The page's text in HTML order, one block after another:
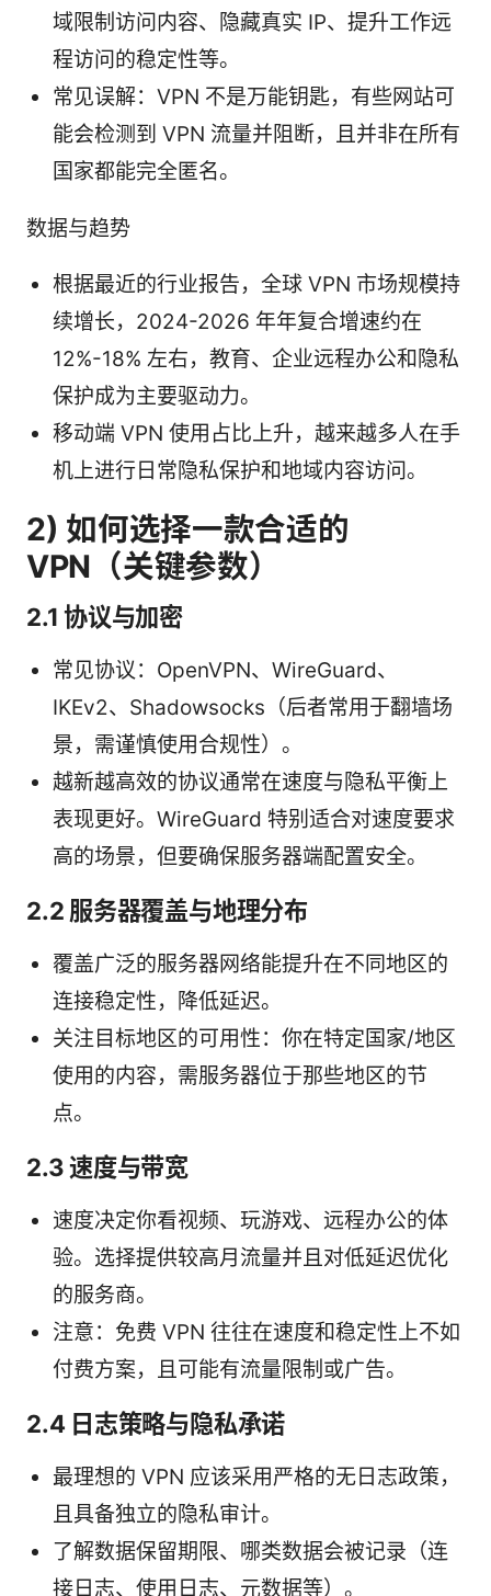
域限制访问内容、隐藏真实 IP、提升工作远
程访问的稳定性等。
常见误解：VPN 不是万能钥匙，有些网站可
能会检测到 VPN 流量并阻断，且并非在所有
国家都能完全匿名。
数据与趋势
根据最近的行业报告，全球 VPN 市场规模持
续增长，2024-2026 年年复合增速约在
12%-18% 左右，教育、企业远程办公和隐私
保护成为主要驱动力。
移动端 VPN 使用占比上升，越来越多人在手
机上进行日常隐私保护和地域内容访问。
2) 如何选择一款合适的
VPN（关键参数）
2.1 协议与加密
常见协议：OpenVPN、WireGuard、
IKEv2、Shadowsocks（后者常用于翻墙场
景，需谨慎使用合规性）。
越新越高效的协议通常在速度与隐私平衡上
表现更好。WireGuard 特别适合对速度要求
高的场景，但要确保服务器端配置安全。
2.2 服务器覆盖与地理分布
覆盖广泛的服务器网络能提升在不同地区的
连接稳定性，降低延迟。
关注目标地区的可用性：你在特定国家/地区
使用的内容，需服务器位于那些地区的节
点。
2.3 速度与带宽
速度决定你看视频、玩游戏、远程办公的体
验。选择提供较高月流量并且对低延迟优化
的服务商。
注意：免费 VPN 往往在速度和稳定性上不如
付费方案，且可能有流量限制或广告。
2.4 日志策略与隐私承诺
最理想的 VPN 应该采用严格的无日志政策，
且具备独立的隐私审计。
了解数据保留期限、哪类数据会被记录（连
接日志、使用日志、元数据等）。